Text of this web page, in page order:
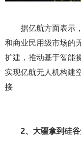
据亿航方面表示，
和商业民用级市场的
扩建，推动基于智能
实现亿航无人机构建
接
2、大疆拿到硅